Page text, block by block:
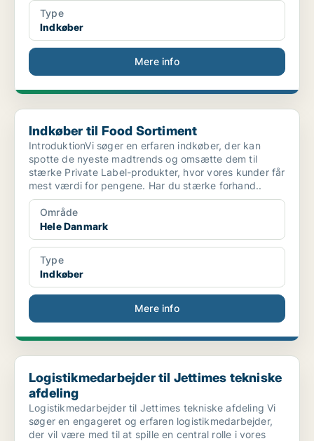
Type
Indkøber
Mere info
Indkøber til Food Sortiment
Indkøber til Food Sortiment
IntroduktionVi søger en erfaren indkøber, der kan
spotte de nyeste madtrends og omsætte dem til
stærke Private Label-produkter, hvor vores kunder får
mest værdi for pengene. Har du stærke forhand..
Område
Hele Danmark
Type
Indkøber
Mere info
Logistikmedarbejder til Jettimes tekniske afdeling
Logistikmedarbejder til Jettimes tekniske
afdeling
Logistikmedarbejder til Jettimes tekniske afdeling Vi
søger en engageret og erfaren logistikmedarbejder,
der vil være med til at spille en central rolle i vores